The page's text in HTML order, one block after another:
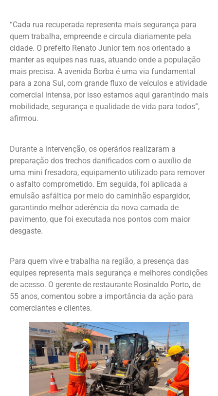
“Cada rua recuperada representa mais segurança para
quem trabalha, empreende e circula diariamente pela
cidade. O prefeito Renato Junior tem nos orientado a
manter as equipes nas ruas, atuando onde a população
mais precisa. A avenida Borba é uma via fundamental
para a zona Sul, com grande fluxo de veículos e atividade
comercial intensa, por isso estamos aqui garantindo mais
mobilidade, segurança e qualidade de vida para todos”,
afirmou.
Durante a intervenção, os operários realizaram a
preparação dos trechos danificados com o auxílio de
uma mini fresadora, equipamento utilizado para remover
o asfalto comprometido. Em seguida, foi aplicada a
emulsão asfáltica por meio do caminhão espargidor,
garantindo melhor aderência da nova camada de
pavimento, que foi executada nos pontos com maior
desgaste.
Para quem vive e trabalha na região, a presença das
equipes representa mais segurança e melhores condições
de acesso. O gerente de restaurante Rosinaldo Porto, de
55 anos, comentou sobre a importância da ação para
comerciantes e clientes.